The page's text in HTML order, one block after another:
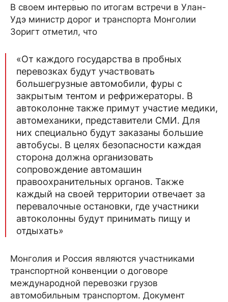
В своем интервью по итогам встречи в Улан-
Удэ министр дорог и транспорта Монголии
Зоригт отметил, что
«От каждого государства в пробных
перевозках будут участвовать
большегрузные автомобили, фуры с
закрытым тентом и рефрижераторы. В
автоколонне также примут участие медики,
автомеханики, представители СМИ. Для
них специально будут заказаны большие
автобусы. В целях безопасности каждая
сторона должна организовать
сопровождение автомашин
правоохранительных органов. Также
каждый на своей территории отвечает за
перевалочные остановки, где участники
автоколонны будут принимать пищу и
отдыхать»
Монголия и Россия являются участниками
транспортной конвенции о договоре
международной перевозки грузов
автомобильным транспортом. Документ